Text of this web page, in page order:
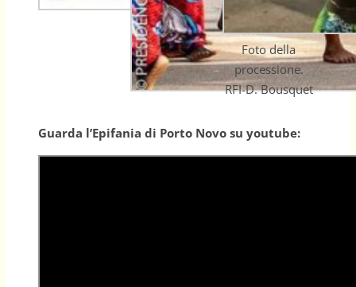
Foto della
processione.
RFI-D. Bousquet
Guarda l’Epifania di Porto Novo su youtube: